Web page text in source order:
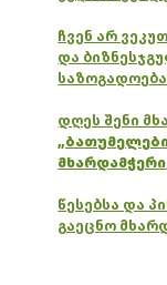
ჩვენ არ
და
დღეს შენი
მხარდამჭერი
წესებსა და
გაეცნო